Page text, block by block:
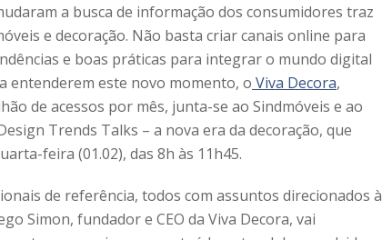
a busca de informação dos consumidores traz
e decoração. Não basta criar canais online para
e boas práticas para integrar o mundo digital
entenderem este novo momento, o Viva Decora,
de acessos por mês, junta-se ao Sindmóveis e ao
Trends Talks – a nova era da decoração, que
feira (01.02), das 8h às 11h45.
de referência, todos com assuntos direcionados à
Simon, fundador e CEO da Viva Decora, vai